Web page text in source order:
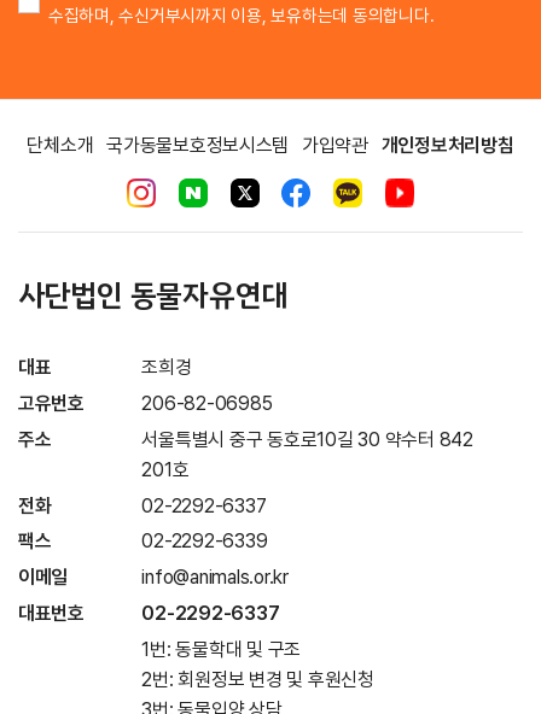
수집하며, 수신거부시까지 이용, 보유하는데 동의합니다.
단체소개 국가동물보호정보시스템 가입약관 개인정보처리방침
사단법인 동물자유연대
대표
조희경
고유번호
206-82-06985
주소
서울특별시 중구 동호로10길 30 약수터 842
201호
전화
02-2292-6337
팩스
02-2292-6339
이메일
info@animals.or.kr
대표번호
02-2292-6337
1번: 동물학대 및 구조
2번: 회원정보 변경 및 후원신청